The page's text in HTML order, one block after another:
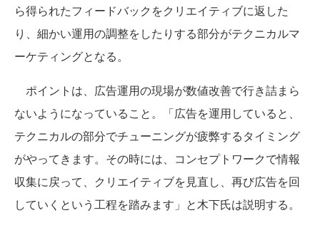
ら得られたフィードバックをクリエイティブに返した
り、細かい運用の調整をしたりする部分がテクニカルマ
ーケティングとなる。
ポイントは、広告運用の現場が数値改善で行き詰まら
ないようになっていること。「広告を運用していると、
テクニカルの部分でチューニングが疲弊するタイミング
がやってきます。その時には、コンセプトワークで情報
収集に戻って、クリエイティブを見直し、再び広告を回
していくという工程を踏みます」と木下氏は説明する。